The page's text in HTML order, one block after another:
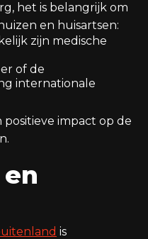
het is belangrijk om
en huisartsen:
zijn medische
of de
internationale
impact op de
is